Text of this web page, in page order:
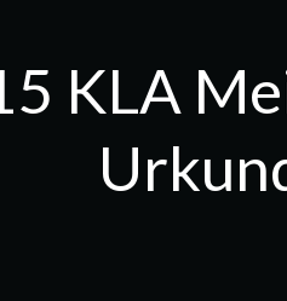
KLA